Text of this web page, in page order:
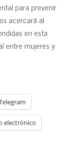
para prevenir
acercará al
en esta
entre mujeres y
electrónico